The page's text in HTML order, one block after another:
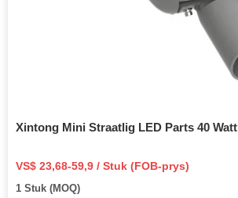
Xintong Mini Straatlig LED Parts 40 Watt
VS$ 23,68-59,9 / Stuk (FOB-prys)
1 Stuk (MOQ)